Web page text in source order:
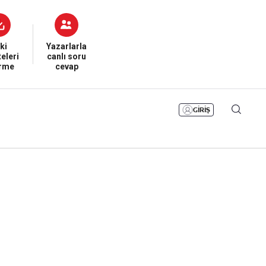
Yazarlarla
canlı soru
cevap
GİRİŞ
Namaz Vakitleri
Sesli Yayınlar